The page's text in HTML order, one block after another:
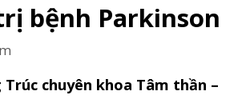
bệnh Parkinson
chuyên khoa Tâm thần –